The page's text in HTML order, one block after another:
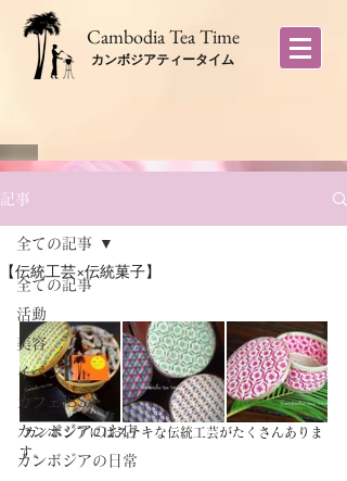
​Cambodia Tea Time
カンボジアティータイム
記事
全ての記事
活動
美容
イベント
カフェISSA
カンボジアのお店
カンボジアの日常
全ての記事
【伝統工芸×伝統菓子】
カンボジアにはステキな伝統工芸がたくさんありま
す。